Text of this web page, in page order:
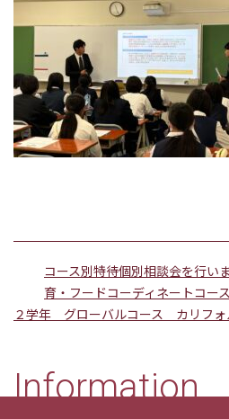
コース別特待個別相談会を行い
育・フードコーディネートコース
２学年 グローバルコース カリフ
Information